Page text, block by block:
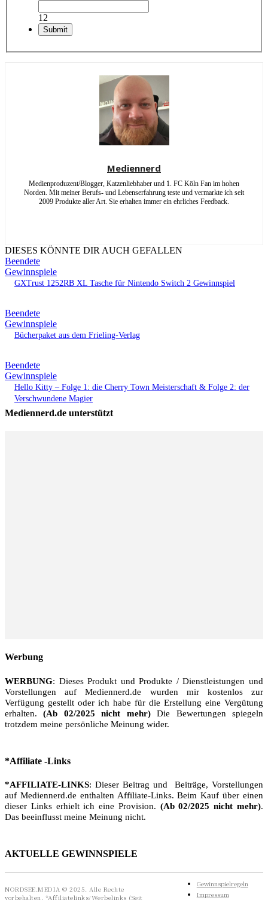
12
Mediennerd
Medienproduzent/Blogger, Katzenliebhaber und 1. FC Köln Fan im hohen
Norden. Mit meiner Berufs- und Lebenserfahrung teste und vermarkte ich seit
2009 Produkte aller Art. Sie erhalten immer ein ehrliches Feedback.
DIESES KÖNNTE DIR AUCH GEFALLEN
Beendete
Gewinnspiele
GXTrust 1252RB XL Tasche für Nintendo Switch 2 Gewinnspiel
Beendete
Gewinnspiele
Bücherpaket aus dem Frieling-Verlag
Beendete
Gewinnspiele
Hello Kitty – Folge 1: die Cherry Town Meisterschaft & Folge 2: der
Verschwundene Magier
Mediennerd.de unterstützt
Werbung
WERBUNG: Dieses Produkt und Produkte / Dienstleistungen und
Vorstellungen auf Mediennerd.de wurden mir kostenlos zur
Verfügung gestellt oder ich habe für die Erstellung eine Vergütung
erhalten.(Ab 02/2025 nicht mehr)Die Bewertungen spiegeln
trotzdem meine persönliche Meinung wider.
*Affiliate -Links
*AFFILIATE-LINKS: Dieser Beitrag und Beiträge, Vorstellungen
auf Mediennerd.de enthalten Affiliate-Links. Beim Kauf über einen
dieser Links erhielt ich eine Provision. (Ab 02/2025 nicht mehr).
Das beeinflusst meine Meinung nicht.
AKTUELLE GEWINNSPIELE
NORDSEE.MEDIA © 2025. Alle Rechte
vorbehalten. *Affiliatelinks/Werbelinks (Seit
Gewinnspielregeln
Impressum